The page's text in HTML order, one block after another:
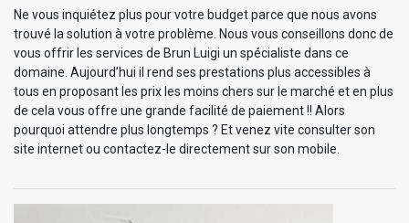
Ne vous inquiétez plus pour votre budget parce que nous avons
trouvé la solution à votre problème. Nous vous conseillons donc de
vous offrir les services de Brun Luigi un spécialiste dans ce
domaine. Aujourd’hui il rend ses prestations plus accessibles à
tous en proposant les prix les moins chers sur le marché et en plus
de cela vous offre une grande facilité de paiement !! Alors
pourquoi attendre plus longtemps ? Et venez vite consulter son
site internet ou contactez-le directement sur son mobile.